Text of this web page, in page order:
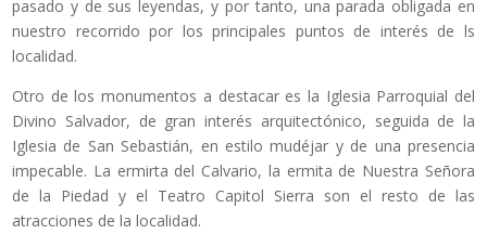
pasado y de sus leyendas, y por tanto, una parada obligada en
nuestro recorrido por los principales puntos de interés de ls
localidad.
Otro de los monumentos a destacar es la Iglesia Parroquial del
Divino Salvador, de gran interés arquitectónico, seguida de la
Iglesia de San Sebastián, en estilo mudéjar y de una presencia
impecable. La ermirta del Calvario, la ermita de Nuestra Señora
de la Piedad y el Teatro Capitol Sierra son el resto de las
atracciones de la localidad.